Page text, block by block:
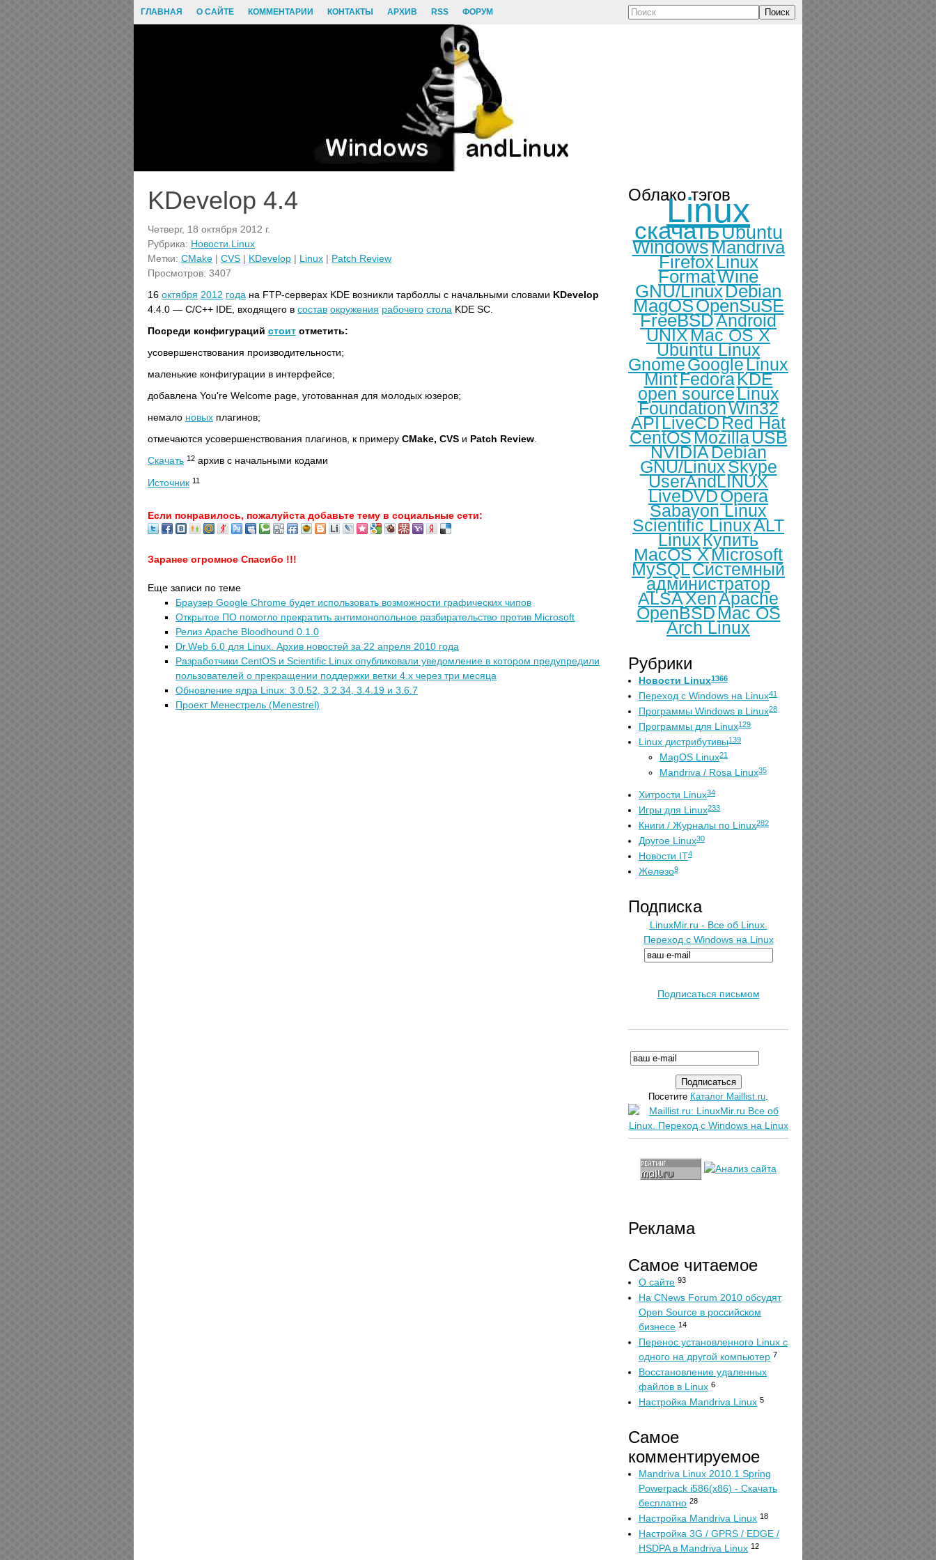
ГЛАВНАЯ О САЙТЕ КОММЕНТАРИИ КОНТАКТЫ АРХИВ RSS ФОРУМ Поиск
KDevelop 4.4
Четверг, 18 октября 2012 г.
Рубрика: Новости Linux
Метки: CMake | CVS | KDevelop | Linux | Patch Review
Просмотров: 3407
16 октября 2012 года на FTP-серверах KDE возникли тарболлы с начальными словами KDevelop
4.4.0 — C/C++ IDE, входящего в состав окружения рабочего стола KDE SC.
Посреди конфигураций стоит отметить:
усовершенствования производительности;
маленькие конфигурации в интерфейсе;
добавлена You're Welcome page, уготованная для молодых юзеров;
немало новых плагинов;
отмечаются усовершенствования плагинов, к примеру CMake, CVS и Patch Review
Скачать 12 aрхив с начальными кодами
Источник 11
Если понравилось, пожалуйста добавьте тему в социальные сети:
Заранее огромное Спасибо !!!
Еще записи по теме
Браузер Google Chrome будет использовать возможности графических чипов
Открытое ПО помогло прекратить антимонопольное разбирательство против Microsoft
Релиз Apache Bloodhound 0.1.0
Dr.Web 6.0 для Linux. Архив новостей за 22 апреля 2010 года
Разработчики CentOS и Scientific Linux опубликовали уведомление в котором предупредили
пользователей о прекращении поддержки ветки 4.x через три месяца
Обновление ядра Linux: 3.0.52, 3.2.34, 3.4.19 и 3.6.7
Проект Менестрель (Menestrel)
Облако тэгов
Linux
скачатьUbuntu
WindowsMandriva
FirefoxLinux
FormatWine
GNU/LinuxDebian
MagOSOpenSuSE
FreeBSDAndroid
UNIXMac OS X
Ubuntu Linux
GnomeGoogleLinux
MintFedoraKDE
open sourceLinux
FoundationWin32
APILiveCDRed Hat
CentOSMozillaUSB
NVIDIADebian
GNU/LinuxSkype
UserAndLINUX
LiveDVDOpera
Sabayon Linux
Scientific LinuxALT
LinuxКупить
MacOS XMicrosoft
MySQLСистемный
администратор
ALSAXenApache
OpenBSD Mac OS
Arch Linux
Рубрики
Новости Linux1366
Переход с Windows на Linux41
Программы Windows в Linux28
Программы для Linux129
Linux дистрибутивы139
MagOS Linux21
Mandriva / Rosa Linux35
Хитрости Linux34
Игры для Linux233
Книги / Журналы по Linux282
Другое Linux30
Новости IT4
Железо9
Подписка
LinuxMir.ru - Все об Linux.
Переход с Windows на Linux
Подписаться письмом
Посетите Каталог Maillist.ru.
Реклама
Самое читаемое
О сайте 93
На CNews Forum 2010 обсудят
Open Source в российском
бизнесе 14
Перенос установленного Linux с
одного на другой компьютер 7
Восстановление удаленных
файлов в Linux 6
Настройка Mandriva Linux 5
Самое
комментируемое
Mandriva Linux 2010.1 Spring
Powerpack i586(x86) - Скачать
бесплатно 28
Настройка Mandriva Linux 18
Настройка 3G / GPRS / EDGE /
HSDPA в Mandriva Linux 12